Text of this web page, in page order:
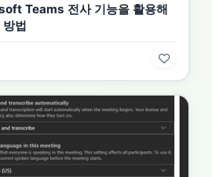
Teams 전사 기능을 활용해
법